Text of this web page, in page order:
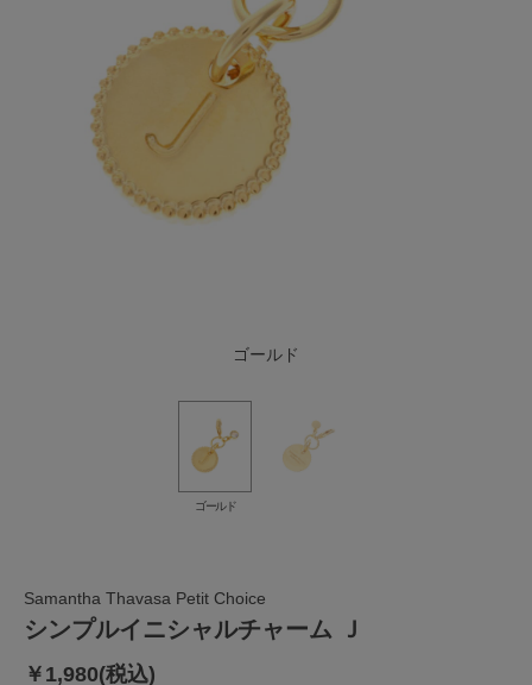
ゴールド
ゴールド
Samantha Thavasa Petit Choice
シンプルイニシャルチャーム Ｊ
￥1,980(税込)